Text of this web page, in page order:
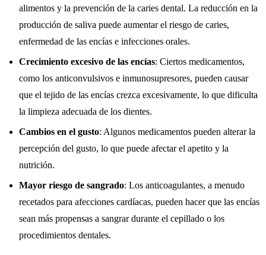
alimentos y la prevención de la caries dental. La reducción en la
producción de saliva puede aumentar el riesgo de caries,
enfermedad de las encías e infecciones orales.
Crecimiento excesivo de las encías: Ciertos medicamentos,
como los anticonvulsivos e inmunosupresores, pueden causar
que el tejido de las encías crezca excesivamente, lo que dificulta
la limpieza adecuada de los dientes.
Cambios en el gusto: Algunos medicamentos pueden alterar la
percepción del gusto, lo que puede afectar el apetito y la
nutrición.
Mayor riesgo de sangrado: Los anticoagulantes, a menudo
recetados para afecciones cardíacas, pueden hacer que las encías
sean más propensas a sangrar durante el cepillado o los
procedimientos dentales.